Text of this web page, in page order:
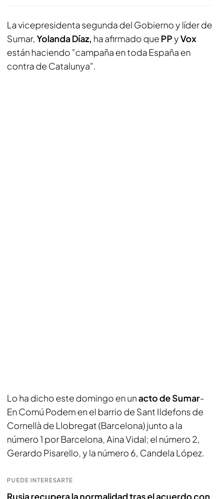
La vicepresidenta segunda del Gobierno y líder de
Sumar, Yolanda Díaz, ha afirmado que PPyVox
están haciendo "campaña en toda España en
contra de Catalunya".
Lo ha dicho este domingo en unacto de Sumar-
En Comú Podem en el barrio de Sant Ildefons de
Cornellà de Llobregat (Barcelona) junto a la
número 1 por Barcelona, Aina Vidal; el número 2,
Gerardo Pisarello, y la número 6, Candela López.
PUEDE INTERESARTE
Rusia recupera la normalidad tras el acuerdo con